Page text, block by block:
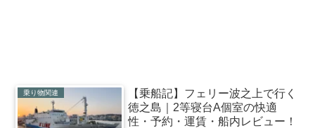
乗り物関連
【乗船記】フェリー波之上で行く
徳之島｜2等寝台A個室の快適
性・予約・運賃・船内レビュー！